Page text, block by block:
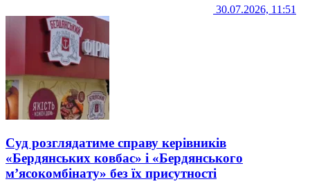
30.07.2026, 11:51
Суд розглядатиме справу керівників
«Бердянських ковбас» і «Бердянського
м’ясокомбінату» без їх присутності